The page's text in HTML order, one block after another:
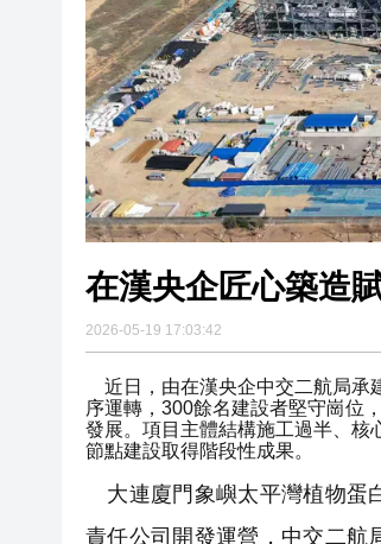
【收市盤點】
穗白雲機場舉
瑞銀：人型機
中國旅遊日在
在漢央企匠心築造
2026-05-19 17:03:42
近日，由在漢央企中交二航局承
序運轉，300餘名建設者堅守崗位
發展。項目主體結構施工過半、核
節點建設取得階段性成果。
大連廈門象嶼太平灣植物蛋
責任公司開發運營，中交二航